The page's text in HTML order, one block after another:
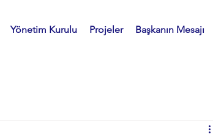
Yönetim Kurulu Projeler Başkanın Mesajı